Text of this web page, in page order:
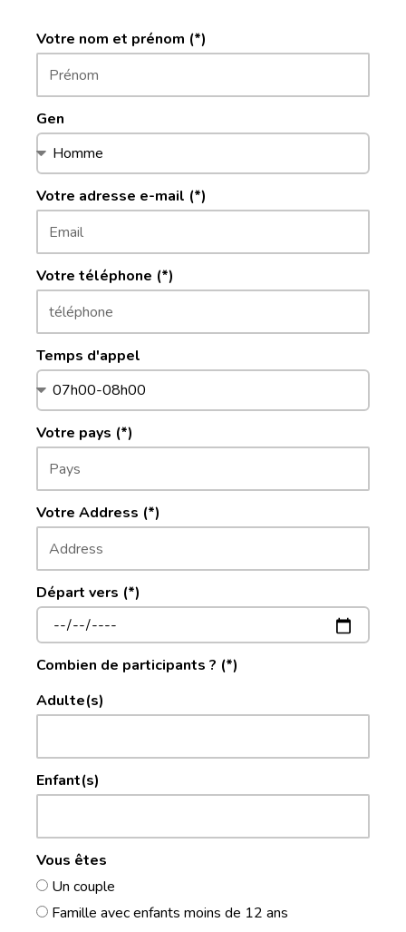
Votre nom et prénom (*)
Gen
Votre adresse e-mail (*)
Votre téléphone (*)
Temps d'appel
Votre pays (*)
Votre Address (*)
Départ vers (*)
Combien de participants ? (*)
Adulte(s)
Enfant(s)
Vous êtes
Un couple
Famille avec enfants moins de 12 ans